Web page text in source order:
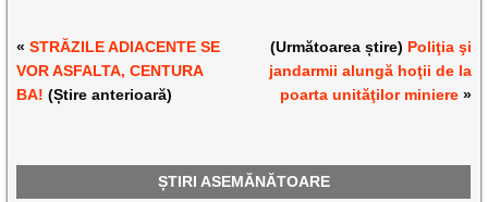
«STRĂZILE ADIACENTE SE
VOR ASFALTA, CENTURA
BA! (Știre anterioară)
(Următoarea știre) Poliţia şi
jandarmii alungă hoţii de la
poarta unităţilor miniere»
ȘTIRI ASEMĂNĂTOARE